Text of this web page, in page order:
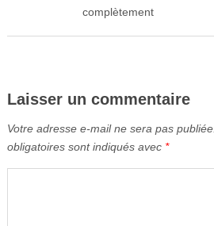
complètement
Laisser un commentaire
Votre adresse e-mail ne sera pas publiée.
obligatoires sont indiqués avec *